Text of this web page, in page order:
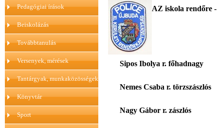
Pedagógiai írások
Beiskolázás
Továbbtanulás
Versenyek, mérések
Tantárgyak, munkaközösségek
Könyvtár
Sport
AZ iskola rendőre
Sipos Ibolya r. főhadnagy
Nemes Csaba r. törzszászlós
Nagy Gábor r. zászlós